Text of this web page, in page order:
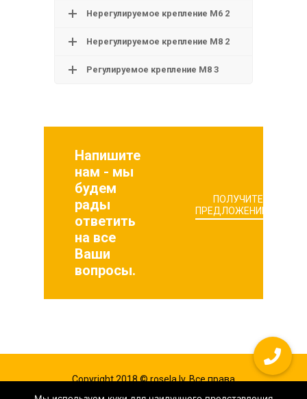
Нерегулируемое крепление М6 2
Нерегулируемое крепление М8 2
Регулируемое крепление М8 3
Напишите
нам - мы
будем
рады
ответить
на все
Ваши
вопросы.
ПОЛУЧИТЕ
ПРЕДЛОЖЕНИЕ
Copyright 2018 © rosela.lv. Все права
защищены. Разработано вvIT WEB